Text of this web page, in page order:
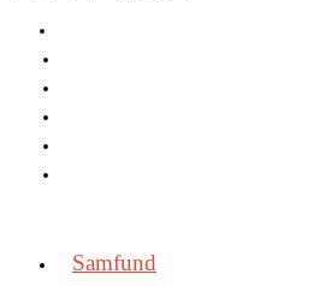
Samfund